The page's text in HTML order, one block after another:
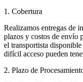
1. Cobertura
Realizamos entregas de
plazos y costos de envío
el transportista
difícil acceso pueden
2. Plazo de